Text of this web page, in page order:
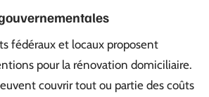
fédéraux et locaux proposent
pour la rénovation domiciliaire.
couvrir tout ou partie des coûts